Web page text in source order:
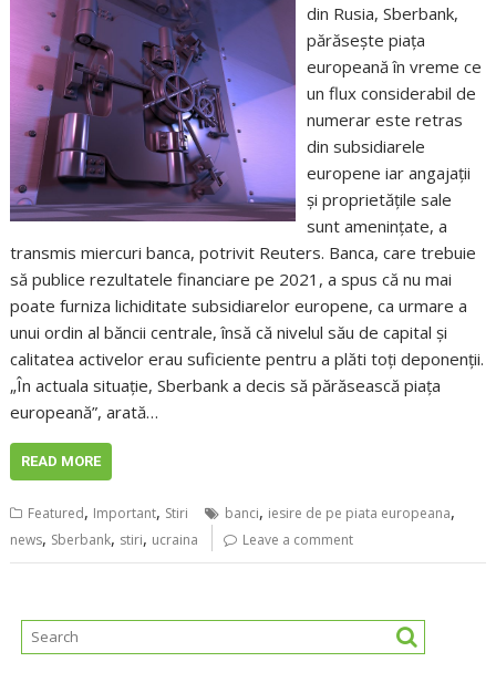
din Rusia, Sberbank,
părăsește piața
europeană în vreme ce
un flux considerabil de
numerar este retras
din subsidiarele
europene iar angajații
și proprietățile sale
sunt amenințate, a
transmis miercuri banca, potrivit Reuters. Banca, care trebuie
să publice rezultatele financiare pe 2021, a spus că nu mai
poate furniza lichiditate subsidiarelor europene, ca urmare a
unui ordin al băncii centrale, însă că nivelul său de capital și
calitatea activelor erau suficiente pentru a plăti toți deponenții.
„În actuala situație, Sberbank a decis să părăsească piața
europeană”, arată…
READ MORE
Featured, Important, Stiri banci, iesire de pe piata europeana,
news, Sberbank, stiri, ucraina Leave a comment